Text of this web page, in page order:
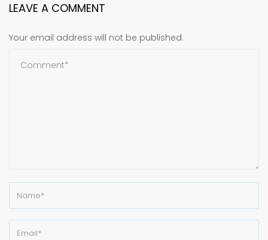
LEAVE A COMMENT
Your email address will not be published.